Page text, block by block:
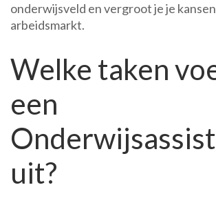
onderwijsveld en vergroot je je
arbeidsmarkt.
Welke taken
een
uit?